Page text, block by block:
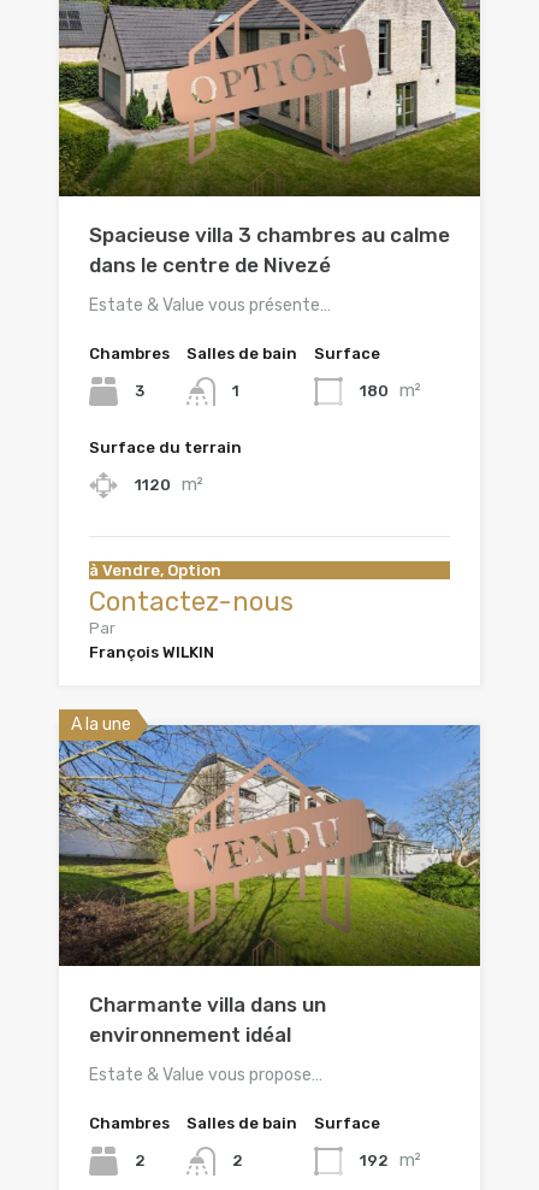
Spacieuse villa 3 chambres au calme
dans le centre de Nivezé
Estate & Value vous présente…
Chambres
3
Salles de bain
1
Surface
180 m²
Surface du terrain
1120 m²
à Vendre, Option
Contactez-nous
Par
François WILKIN
A la une
Charmante villa dans un
environnement idéal
Estate & Value vous propose…
Chambres
2
Salles de bain
2
Surface
192 m²